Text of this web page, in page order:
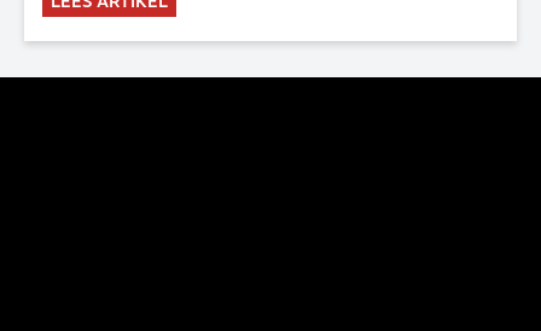
synode van Deventer in 2023 de opdracht om
belijdenis en bij te dragen aan de verlevendiging